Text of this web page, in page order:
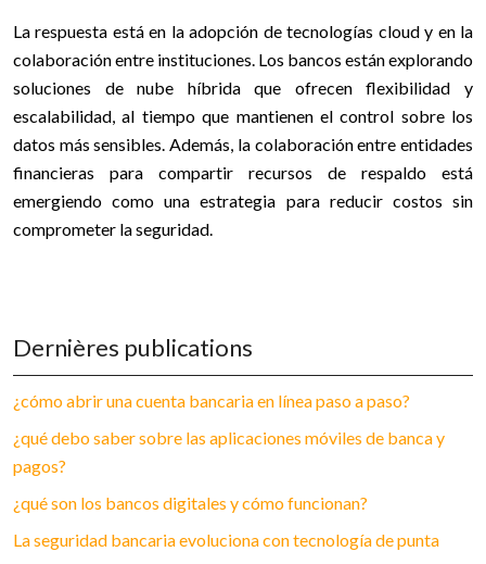
La respuesta está en la adopción de tecnologías cloud y en la
colaboración entre instituciones. Los bancos están explorando
soluciones de nube híbrida que ofrecen flexibilidad y
escalabilidad, al tiempo que mantienen el control sobre los
datos más sensibles. Además, la colaboración entre entidades
financieras para compartir recursos de respaldo está
emergiendo como una estrategia para reducir costos sin
comprometer la seguridad.
Dernières publications
¿cómo abrir una cuenta bancaria en línea paso a paso?
¿qué debo saber sobre las aplicaciones móviles de banca y
pagos?
¿qué son los bancos digitales y cómo funcionan?
La seguridad bancaria evoluciona con tecnología de punta